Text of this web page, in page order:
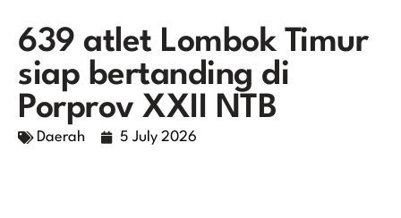
639 atlet Lombok Timur
siap bertanding di
Porprov XXII NTB
Daerah 5 July 2026